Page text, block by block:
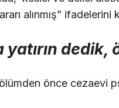
alınmış” ifadelerini
dedik,
önce cezaevi